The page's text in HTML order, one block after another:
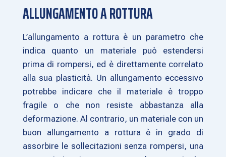
ALLUNGAMENTO A ROTTURA
L’allungamento a rottura è un parametro che
indica quanto un materiale può estendersi
prima di rompersi, ed è direttamente correlato
alla sua plasticità. Un allungamento eccessivo
potrebbe indicare che il materiale è troppo
fragile o che non resiste abbastanza alla
deformazione. Al contrario, un materiale con un
buon allungamento a rottura è in grado di
assorbire le sollecitazioni senza rompersi, una